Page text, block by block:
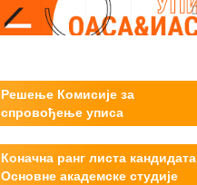
Решење Комисије за
спровођење уписа
Коначна ранг листа
Основне академске студије